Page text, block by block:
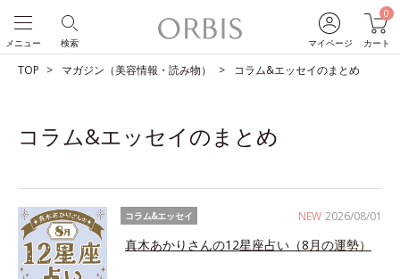
マイページ
0
カート
検索
メニュー
TOP マガジン（美容情報・読み物） コラム&エッセイのまとめ
コラム&エッセイのまとめ
NEW 2026/08/01
コラム&エッセイ
真木あかりさんの12星座占い（8月の運勢）